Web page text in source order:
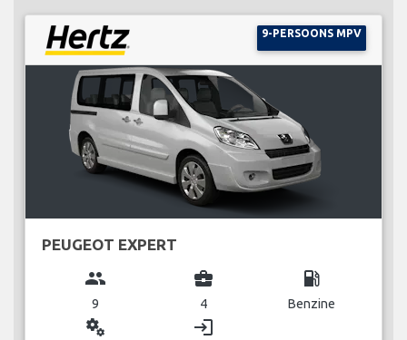
9-PERSOONS MPV
PEUGEOT EXPERT
group
9
business_center
4
local_gas_station
Benzine
miscellaneous_services login